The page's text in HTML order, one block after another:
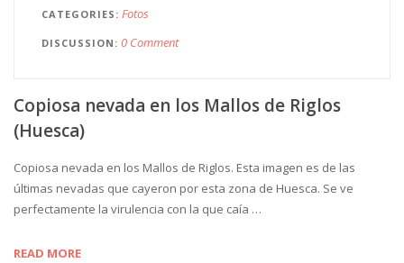
CATEGORIES Fotos
DISCUSSION 0 Comment
Copiosa nevada en los Mallos de Riglos
(Huesca)
Copiosa nevada en los Mallos de Riglos. Esta imagen es de las
últimas nevadas que cayeron por esta zona de Huesca. Se ve
perfectamente la virulencia con la que caía …
READ MORE